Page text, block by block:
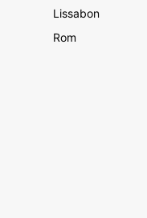
Lissabon
Rom